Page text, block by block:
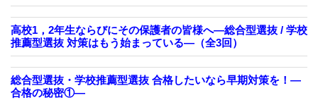
高校1，2年生ならびにその保護者の皆様へ―総合型選抜 / 学校
推薦型選抜 対策はもう始まっている―（全3回）
総合型選抜・学校推薦型選抜 合格したいなら早期対策を！—
合格の秘密①—